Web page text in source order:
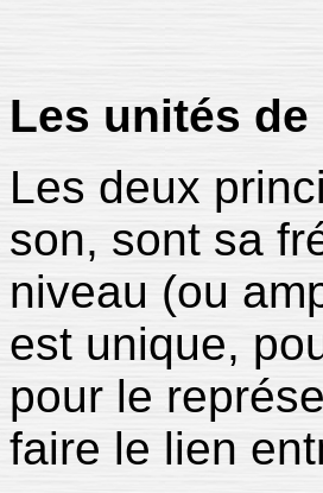
Les unités
Les deux
son, sont sa
niveau (ou
est unique,
pour le
faire le lien